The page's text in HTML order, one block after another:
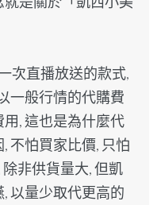
次直播放送的款式,
一般行情的代購費
, 這也是為什麼代
不怕買家比價, 只怕
非供貨量大, 但凱
以量少取代更高的